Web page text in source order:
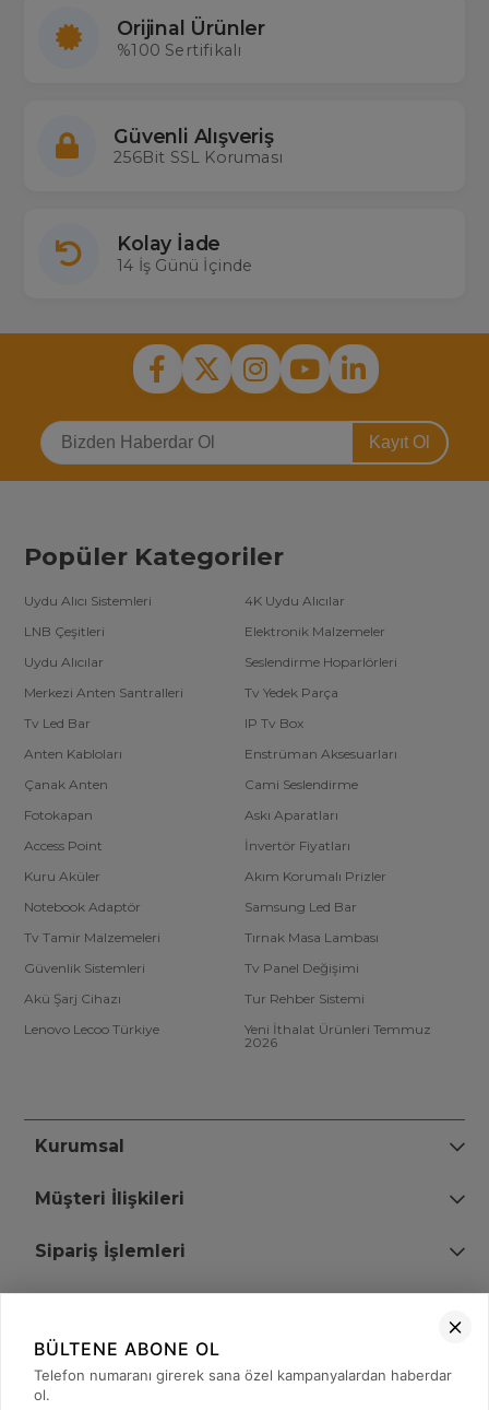
Orijinal Ürünler
%100 Sertifikalı
Güvenli Alışveriş
256Bit SSL Koruması
Kolay İade
14 İş Günü İçinde
Kayıt Ol
Popüler Kategoriler
Uydu Alıcı Sistemleri
4K Uydu Alıcılar
LNB Çeşitleri
Elektronik Malzemeler
Uydu Alıcılar
Seslendirme Hoparlörleri
Merkezi Anten Santralleri
Tv Yedek Parça
Tv Led Bar
IP Tv Box
Anten Kabloları
Enstrüman Aksesuarları
Çanak Anten
Cami Seslendirme
Fotokapan
Askı Aparatları
Access Point
İnvertör Fiyatları
Kuru Aküler
Akım Korumalı Prizler
Notebook Adaptör
Samsung Led Bar
Tv Tamir Malzemeleri
Tırnak Masa Lambası
Güvenlik Sistemleri
Tv Panel Değişimi
Akü Şarj Cihazı
Tur Rehber Sistemi
Lenovo Lecoo Türkiye
Yeni İthalat Ürünleri Temmuz
2026
Kurumsal
Müşteri İlişkileri
Sipariş İşlemleri
+90 (850) 473 08 08
BÜLTENE ABONE OL
Telefon numaranı girerek sana özel kampanyalardan haberdar
ol.